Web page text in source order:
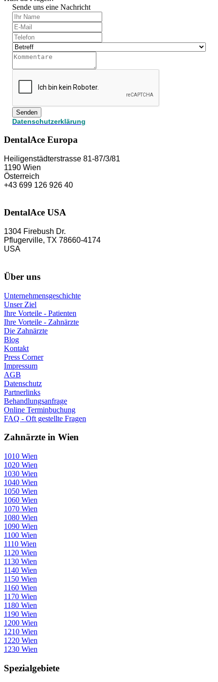
Sende uns eine Nachricht
Senden
Datenschutzerklärung
DentalAce Europa
Heiligenstädterstrasse 81-87/3/81
1190 Wien
Österreich
+43 699 126 926 40
DentalAce USA
1304 Firebush Dr.
Pflugerville, TX 78660-4174
USA
Über uns
Unternehmensgeschichte
Unser Ziel
Ihre Vorteile - Patienten
Ihre Vorteile - Zahnärzte
Die Zahnärzte
Blog
Kontakt
Press Corner
Impressum
AGB
Datenschutz
Partnerlinks
Behandlungsanfrage
Online Terminbuchung
FAQ - Oft gestellte Fragen
Zahnärzte in Wien
1010 Wien
1020 Wien
1030 Wien
1040 Wien
1050 Wien
1060 Wien
1070 Wien
1080 Wien
1090 Wien
1100 Wien
1110 Wien
1120 Wien
1130 Wien
1140 Wien
1150 Wien
1160 Wien
1170 Wien
1180 Wien
1190 Wien
1200 Wien
1210 Wien
1220 Wien
1230 Wien
Spezialgebiete